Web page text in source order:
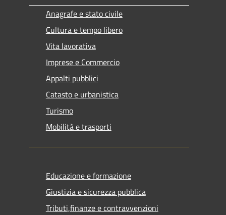
Anagrafe e stato civile
Cultura e tempo libero
Vita lavorativa
Imprese e Commercio
Appalti pubblici
Catasto e urbanistica
Turismo
Mobilità e trasporti
Educazione e formazione
Giustizia e sicurezza pubblica
Tributi,finanze e contravvenzioni